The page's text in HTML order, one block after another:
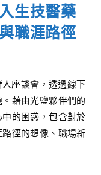
生技醫藥
職涯路徑
座談會，透過線下
藉由光鹽夥伴們的
的困惑，包含對於
徑的想像、職場新